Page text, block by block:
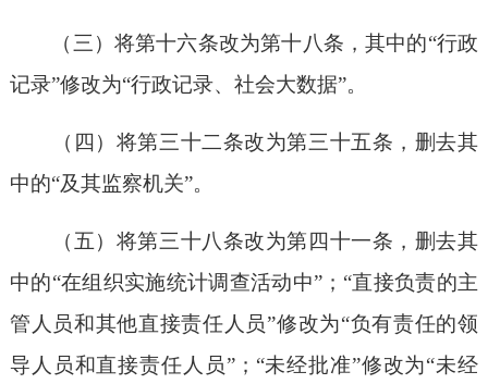
（三）将第十六条改为第十八条，其中的“行政
记录”修改为“行政记录、社会大数据”。
（四）将第三十二条改为第三十五条，删去其
中的“及其监察机关”。
（五）将第三十八条改为第四十一条，删去其
中的“在组织实施统计调查活动中”；“直接负责的主
管人员和其他直接责任人员”修改为“负有责任的领
导人员和直接责任人员”；“未经批准”修改为“未经